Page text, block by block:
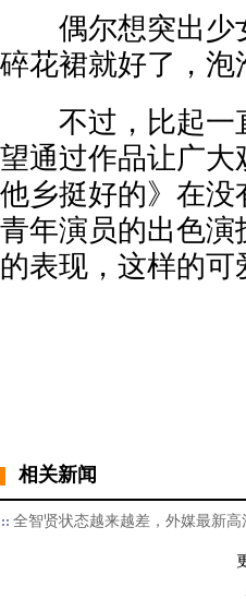
偶尔想突出少
碎花裙就好了，
不过，比起一直
望通过作品让广
他乡挺好的》在
青年演员的出色
的表现，这样的
相关新闻
全智贤状态越来越差，外媒最新高